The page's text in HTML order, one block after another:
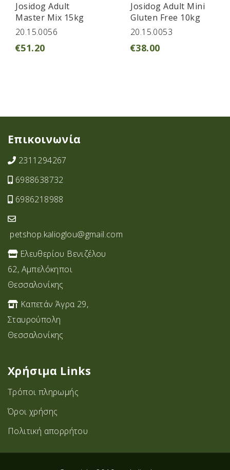
Josidog Adult
Master Mix 15kg
20.15.0056
€51.20
Josidog Adult Mini
Gluten Free 10kg
20.15.0053
€38.00
Επικοινωνία
2311294267
6988638732
6986218988
petshop.kalioglou@gmail.com
Ελευθερίου Βενιζέλου
62, Αμπελόκηποι
Θεσσαλονίκης
Καπετάν Άγρα 29,
Σταυρoύπολη
Θεσσαλονίκης
Χρήσιμα Links
Τρόποι πληρωμής
Όροι χρήσης
Πολιτική απορρήτου